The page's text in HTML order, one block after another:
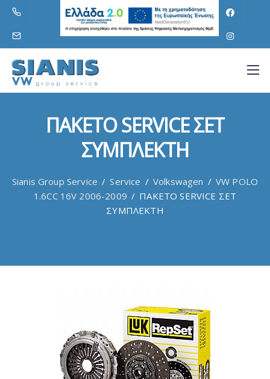
ΠΑΚΕΤΟ SERVICE ΣΕΤ
ΣΥΜΠΛΕΚΤΗ
Sianis Group Service / Service / Volkswagen / VW POLO
1.6CC 16V 2006-2009 / ΠΑΚΕΤΟ SERVICE ΣΕΤ
ΣΥΜΠΛΕΚΤΗ